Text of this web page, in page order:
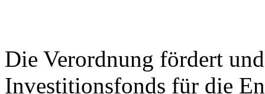
Die Verordnung fördert
Investitionsfonds für die